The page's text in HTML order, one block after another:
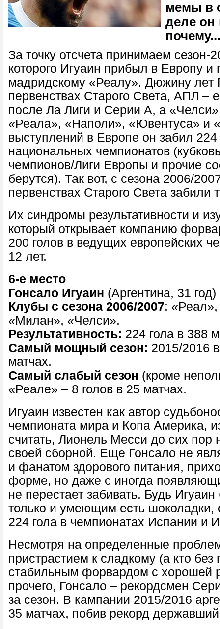
мемы в
деле он
почему...
За точку отсчета принимаем сезон-
которого Игуаин прибыл в Европу и
мадридскому «Реалу». Дюжину лет
первенствах Старого Света, АПЛ –
после Ла Лиги и Серии A, а
«Реала», «Наполи», «Ювентуса» и
выступлений в Европе он забил 224
национальных чемпионатов
чемпионов/Лиги Европы и прочие
берутся). Так вот, с сезона 2006/
первенствах Старого Света забили
Их синдромы результативности и
который открывает компанию
200 голов в ведущих европейских
12 лет.
6-е место
Гонсало Игуаин (Аргентина, 31
Клубы с сезона 2006/2007:
«Милан», «Челси».
Результативность: 224 гола в 388
Самый мощный сезон: 2015/2016
матчах.
Самый слабый сезон (кроме
«Реале» – 8 голов в 25 матчах.
Игуаин известен как автор
чемпионата мира и Копа Америка,
считать, Лионель Месси до сих пор
своей сборной. Еще Гонсало не
и фанатом здорового питания,
форме, но даже с иногда
не перестает забивать. Будь
только и умеющим есть шоколадки,
224 гола в чемпионатах Испании и
Несмотря на определенные
пристрастием к сладкому (а кто без
стабильным форвардом с хорошей
прочего, Гонсало – рекордсмен
за сезон. В кампании 2015/2016
35 матчах, побив рекорд